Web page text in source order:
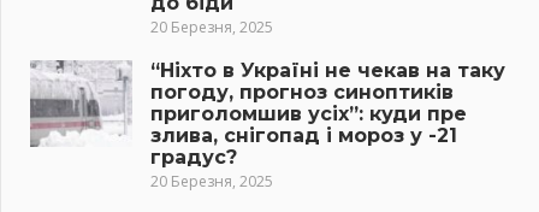
20 Березня, 2025
“Ніхто в Україні не чекав на таку
погоду, прогноз синоптиків
приголомшив усіх”: куди пре
злива, снігопад і мороз у -21
градус?
20 Березня, 2025